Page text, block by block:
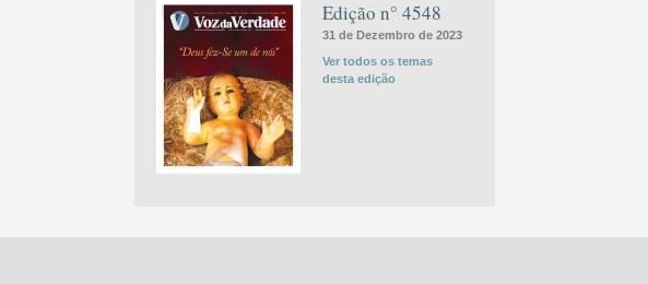
Edição n° 4548
31 de Dezembro de 2023
Ver todos os temas
desta edição